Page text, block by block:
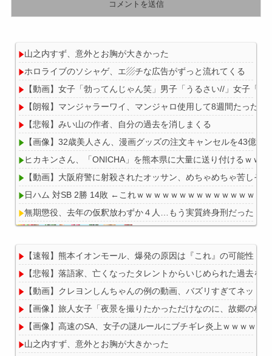
山之内すず、意外とお胸が大きかった
ホロライブのソシャゲ、エ▨チな広告がずっと流れてくる
【動画】女子「勃ってんじゃん笑」男子「うるさい//」女子「
【朗報】マンジャラーワイ、マンジャロ使用して8週間たった結
【悲報】みい山の作者、自分の過去を消しまくる
【画像】32歳美人さん、漫画グッズの注文キャンセルを43億円
ヒカキンさん、「ONICHA」を熊本県に大量に送り付けるｗｗｗ
【動画】大阪府警に射殺されたオッサン、めちゃめちゃ苦しそ
日ハム 対SB 2勝 14敗 ←これｗｗｗｗｗｗｗｗｗｗｗｗｗｗｗ
無期懲役、去年の仮釈放わずか４人…もう実質終身刑だった
Powered by livedoor 相互RSS
【速報】熊本イオンモール、爆発の原因は『これ』の可能性
【悲報】落語家、亡くなったタレントからいじめられた過去を
【動画】クレヨンしんちゃんの例の動画、バズリすぎてネット
【画像】旅人女子「夜景を撮りたかっただけなのに、故郷の村
【画像】高速のSA、女子の謎ルールにブチギレ炎上ｗｗｗｗｗ
山之内すず、意外とお胸が大きかった